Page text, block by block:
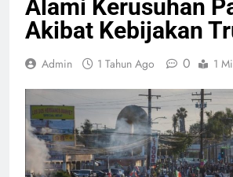
Alami Kerusuhan
Akibat Kebijakan
Admin 1 Tahun Ago 0 1